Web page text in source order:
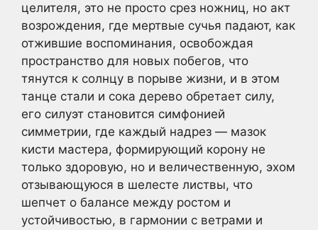
целителя, это не просто срез ножниц, но акт
возрождения, где мертвые сучья падают, как
отжившие воспоминания, освобождая
пространство для новых побегов, что
тянутся к солнцу в порыве жизни, и в этом
танце стали и сока дерево обретает силу,
его силуэт становится симфонией
симметрии, где каждый надрез — мазок
кисти мастера, формирующий корону не
только здоровую, но и величественную, эхом
отзывающуюся в шелесте листвы, что
шепчет о балансе между ростом и
устойчивостью, в гармонии с ветрами и